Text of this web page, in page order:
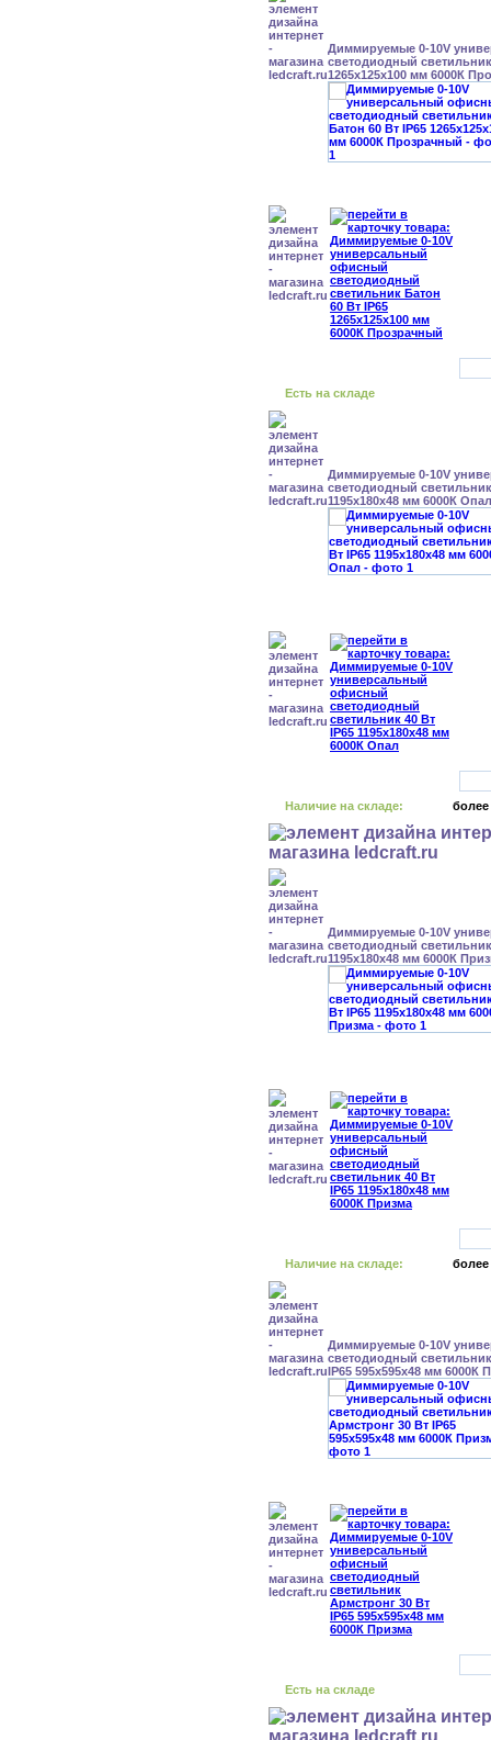
Диммируемые 0-10V
светодиодный
1265x125x100 мм 6000К
Есть на складе
Диммируемые 0-10V
светодиодный
1195x180x48 мм 6000К Опал
Наличие на складе: более
Диммируемые 0-10V
светодиодный
1195x180x48 мм 6000К
Наличие на складе: более
Диммируемые 0-10V
светодиодный
IP65 595x595x48 мм 6000К
Есть на складе